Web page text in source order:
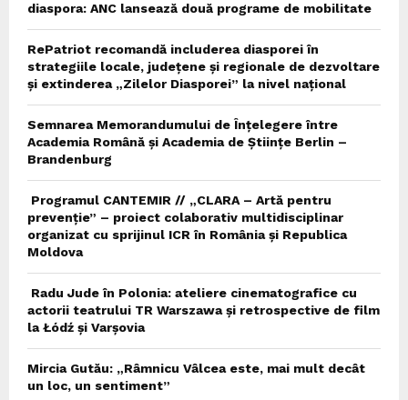
diaspora: ANC lansează două programe de mobilitate
RePatriot recomandă includerea diasporei în
strategiile locale, județene și regionale de dezvoltare
și extinderea „Zilelor Diasporei” la nivel național
Semnarea Memorandumului de Înțelegere între
Academia Română și Academia de Științe Berlin –
Brandenburg
Programul CANTEMIR // „CLARA – Artă pentru
prevenție” – proiect colaborativ multidisciplinar
organizat cu sprijinul ICR în România și Republica
Moldova
Radu Jude în Polonia: ateliere cinematografice cu
actorii teatrului TR Warszawa și retrospective de film
la Łódź și Varșovia
Mircia Gutău: „Râmnicu Vâlcea este, mai mult decât
un loc, un sentiment”